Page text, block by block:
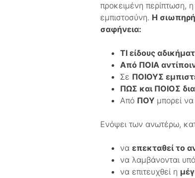
προκειμένη περίπτωση,
εμπιστοσύνη. Η
σαφήνεια:
ΤΙ είδους
Από ΠΟΙΑ
Σε ΠΟΙΟΥΣ
ΠΩΣ και ΠΟΙΟΣ
Από ΠΟΥ μπορεί
Ενόψει των ανωτέρω,
να επεκταθεί το
να λαμβάνονται
να επιτευχθεί η